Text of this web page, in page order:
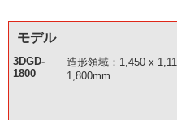
モデル
3DGD-
1800
造形領域：1,450 x
1,800mm